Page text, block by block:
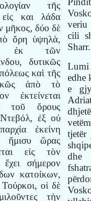
τῆς
εἰς και λάδα
μῆκος, δύο δὲ
ὄρη ὑψηλὰ,
ἐκ τῶν
δυτικῶς
καὶ τῆς
ἀπὸ τὸ
ἐκτείνεται
τοῦ ὄρους
ἐξ οὐ
ἐκείνη
ἥμισυ ὥρας
εἰς τὸν
σήμερον
κατοίκων,
Τούρκοι, οἱ δὲ
τὴν
veriu
cili
Sharr.
edhe
e
tjetër
dhe